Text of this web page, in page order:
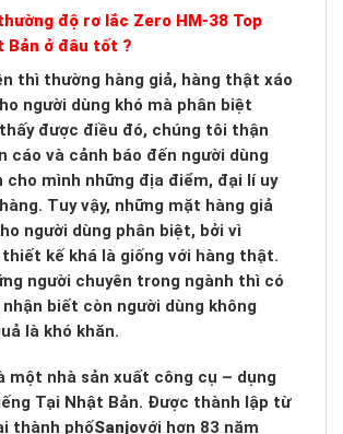
độ rơ lắc Zero HM-38 Top
Bản ở đâu tốt ?
thì thường hàng giả, hàng thật xáo
người dùng khó mà phân biệt
được điều đó, chúng tôi thận
cáo và cảnh báo đến người dùng
cho mình những địa điểm, đại lí uy
Tuy vậy, những mặt hàng giả
người dùng phân biệt, bởi vì
kế khá là giống với hàng thật.
người chuyên trong ngành thì có
biết còn người dùng không
là khó khăn.
một nhà sản xuất công cụ – dụng
Tại Nhật Bản. Được thành lập từ
thành phốSanjovới hơn 83 năm